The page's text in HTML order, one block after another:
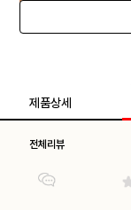
제품상세
전체리뷰